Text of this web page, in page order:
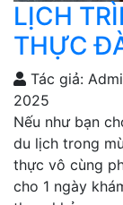
LỊCH
THỰC
Tác giả:
2025
Nếu như bạn
du lịch trong
thực vô cùng
cho 1 ngày